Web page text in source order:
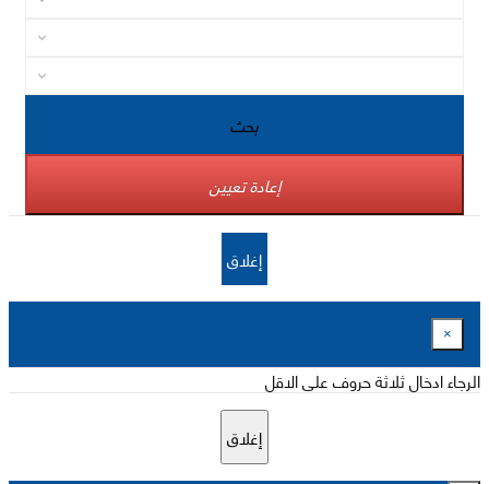
بحث
إعادة تعيين
إغلاق
×
الرجاء ادخال ثلاثة حروف على الاقل
إغلاق